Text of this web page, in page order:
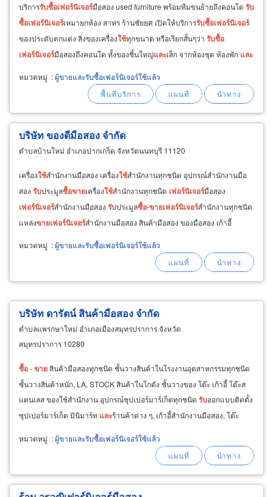
บริการรับซื้อเฟอร์นิเจอร์มือสอง used furniture พร้อมทีมขนย้ายถึงคอนโด รับ
ซื้อเฟอร์นิเจอร์เหมายกห้อง สาทร ร้านชัยยศ เปิดให้บริการรับซื้อเฟอร์นิเจอร์
ของประดับตกแต่ง สิ่งของเครื่องใช้ทุกขนาด หรือเรียกสั้นๆว่า รับซื้อ
เฟอร์นิเจอร์มือสองถึงคอนโด ทั้งของชิ้นใหญ่และเล็ก จากห้องชุด ห้องพัก และ
หมวดหมู่ :ผู้ขายและรับซื้อเฟอร์นิเจอร์ใช้แล้ว
บริษัท ของดีมือสอง จำกัด
ตำบลบ้านใหม่ อำเภอปากเกร็ด จังหวัดนนทบุรี 11120
เครื่องใช้สำนักงานมือสอง เครื่องใช้สำนักงานทุกชนิด อุปกรณ์สำนักงานมือ
สอง รับประมูลซื้อขายเครื่องใช้สำนักงานทุกชนิด เฟอร์นิเจอร์มือสอง
เฟอร์นิเจอร์สำนักงานมือสอง รับประมูลซื้อ-ขายเฟอร์นิเจอร์สำนักงานทุกชนิด
แหล่งขายเฟอร์นิเจอร์สำนักงานมือสอง สินค้ามือสอง ของมือสอง เก้าอี้
สำนักงานมือสอง โต๊ะทำงานมือสอง
หมวดหมู่ :ผู้ขายและรับซื้อเฟอร์นิเจอร์ใช้แล้ว
บริษัท ดารัตน์ สินค้ามือสอง จำกัด
ตำบลแพรกษาใหม่ อำเภอเมืองสมุทรปราการ จังหวัด
สมุทรปราการ 10280
ซื้อ-ขายสินค้ามือสองทุกชนิด ชั้นวางสินค้าในโรงงานอุตสาหกรรมทุกชนิด
ชั้นวางสินค้าหนัก, LA, STOCK สินค้าในโกดัง ชั้นวางของ โต๊ะ เก้าอี้ โต๊ะส
แตนเลส ของใช้สำนักงาน อุปกรณ์ซุปเปอร์มาร์เก็ตทุกชนิด รับออกแบบติดตั้ง
ซุปเปอร์มาร์เก็ต มินิมาร์ท และร้านค้าต่าง ๆ, เก้าอี้สำนักงานมือสอง, โต๊ะ
หมวดหมู่ :ผู้ขายและรับซื้อเฟอร์นิเจอร์ใช้แล้ว